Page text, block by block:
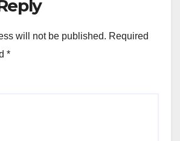
will not be published. Required
*